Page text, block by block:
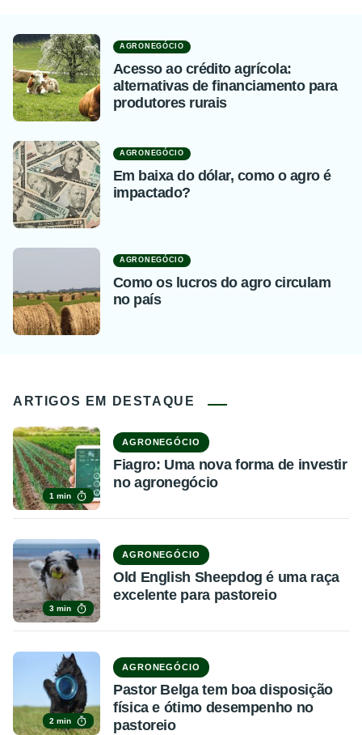
AGRONEGÓCIO
Acesso ao crédito agrícola:
alternativas de financiamento para
produtores rurais
AGRONEGÓCIO
Em baixa do dólar, como o agro é
impactado?
AGRONEGÓCIO
Como os lucros do agro circulam
no país
ARTIGOS EM DESTAQUE
1 min
AGRONEGÓCIO
Fiagro: Uma nova forma de investir
no agronegócio
3 min
AGRONEGÓCIO
Old English Sheepdog é uma raça
excelente para pastoreio
2 min
AGRONEGÓCIO
Pastor Belga tem boa disposição
física e ótimo desempenho no
pastoreio